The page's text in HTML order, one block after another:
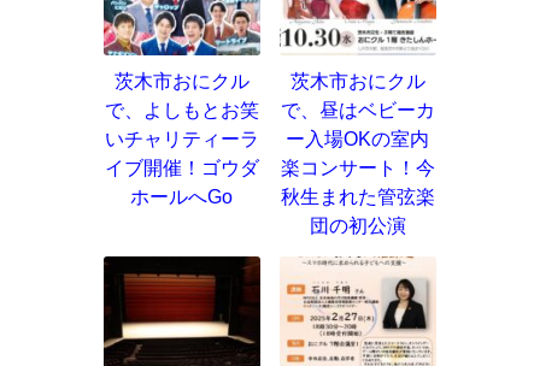
茨木市おにクル
で、よしもとお笑
いチャリティーラ
イブ開催！ゴウダ
ホールへGo
茨木市おにクル
で、昼はベビーカ
ー入場OKの室内
楽コンサート！今
秋生まれた管弦楽
団の初公演